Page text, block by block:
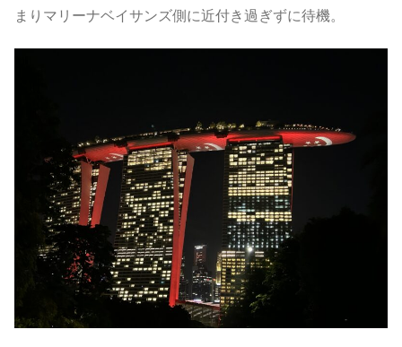
まりマリーナベイサンズ側に近付き過ぎずに待機。